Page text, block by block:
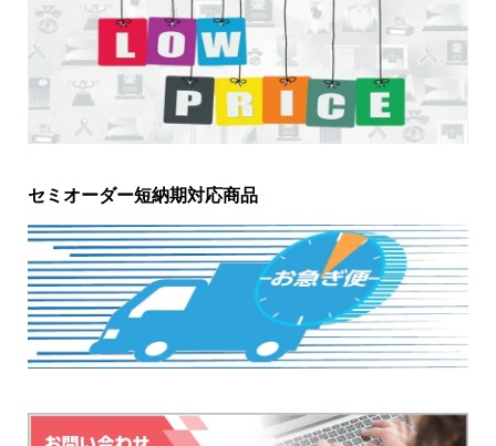
セミオーダー短納期対応商品